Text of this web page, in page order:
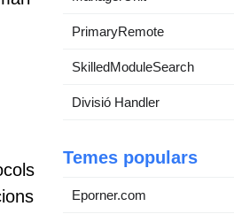
PrimaryRemote
SkilledModuleSearch
Divisió Handler
Temes populars
Eporner.com